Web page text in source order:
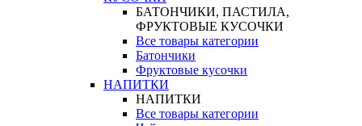
БАТОНЧИКИ, ПАСТИЛА,
ФРУКТОВЫЕ КУСОЧКИ
Все товары категории
Батончики
Фруктовые кусочки
НАПИТКИ
НАПИТКИ
Все товары категории